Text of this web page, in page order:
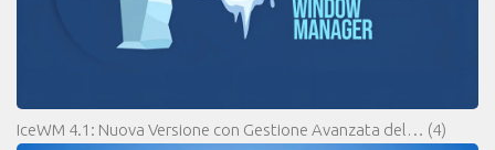
IceWM 4.1: Nuova Versione con Gestione Avanzata del… (4)